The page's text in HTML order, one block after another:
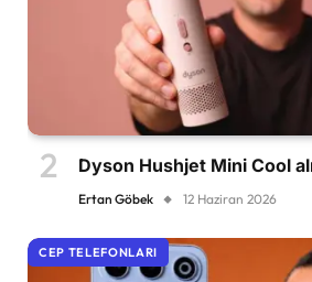
Dyson Hushjet Mini Cool
Ertan Göbek 12 Haziran 2026
CEP TELEFONLARI